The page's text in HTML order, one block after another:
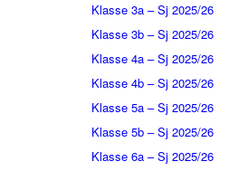
Klasse 3a – Sj 2025/26
Klasse 3b – Sj 2025/26
Klasse 4a – Sj 2025/26
Klasse 4b – Sj 2025/26
Klasse 5a – Sj 2025/26
Klasse 5b – Sj 2025/26
Klasse 6a – Sj 2025/26